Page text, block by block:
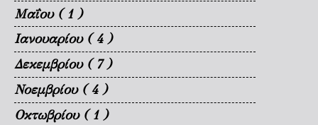
Μαΐου ( 1 )
Ιανουαρίου ( 4 )
Δεκεμβρίου ( 7 )
Νοεμβρίου ( 4 )
Οκτωβρίου ( 1 )